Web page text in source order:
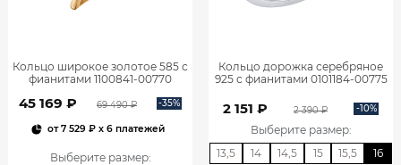
Кольцо широкое золотое 585 с
фианитами 1100841-00770
45 169 ₽ 69 490 ₽ -35%
от7 529 ₽x 6 платежей
Выберите размер:
Кольцо дорожка серебряное
925 с фианитами 0101184-00775
2 151 ₽ 2 390 ₽ -10%
Выберите размер:
13,5
14 14,5 15 15,5 16